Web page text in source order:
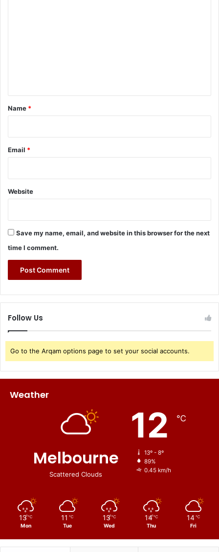
*
Name *
Email *
Website
Save my name, email, and website in this browser for the next
time I comment.
Follow Us
Go to the Arqam options page to set your social accounts.
Weather
Melbourne
Scattered Clouds
12 ℃
13º - 8º
89%
0.45 km/h
13 ℃
Mon
11 ℃
Tue
13 ℃
Wed
14 ℃
Thu
14 ℃
Fri